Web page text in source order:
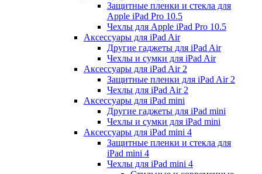
Защитные пленки и стекла для
Apple iPad Pro 10.5
Чехлы для Apple iPad Pro 10.5
Аксессуары для iPad Air
Другие гаджеты для iPad Air
Чехлы и сумки для iPad Air
Аксессуары для iPad Air 2
Защитные пленки для iPad Air 2
Чехлы для iPad Air 2
Аксессуары для iPad mini
Другие гаджеты для iPad mini
Чехлы и сумки для iPad mini
Аксессуары для iPad mini 4
Защитные пленки и стекла для
iPad mini 4
Чехлы для iPad mini 4